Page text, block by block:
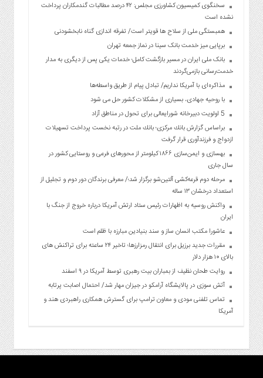
سخنگوی کمیسیون کشاورزی مجلس: ۴۲ درصد مطالبات گندمکاران پرداخت
نشده است
همبستگی ملی از سلاح ها قویتر است/ تفرقه اندازی گناه نابخشودنی
برپایی میز خدمت بانک سینا در نماز جمعه تهران
بانک ملی ایران در مسیر بازگشت کامل؛ خدمات یکی پس از دیگری به مدار
خدمت‌رسانی بازمی‌گردند
مذاکره‌ای با آمریکا نداریم/ تبادل پیام از طریق واسطه‌ها
با روحیه جهادی، بسیاری از مشکلات کشور حل می شود
5 اولویت دبیرخانه شورایعالی برای تحول در مناطق آزاد
براساس گزارش بانك مركزی؛ بانك ملت در رتبه نخست پرداخت تسهیلات
ازدواج و فرزندآوری قرار گرفت
بهسازی و ایمن‌سازی ۱۸۶۶ کیلومتر از محورهای فرعی و روستایی کشور در
سال جاری
مرحله دوم قرعه‌کشی آلتین‌شو برگزار شد؛/ معرفی برندگان دور دوم و تجلیل از
استعداد درخشان ۱۳ ساله
واکنش روسیه به اظهارات رئیس ستاد ارتش آمریکا درباره خروج از جنگ با
ایران
عاشورا مکتب انسان ساز و سند بنیادین مبارزه با ظلم است
مقررات جدید برزیل برای انتقال رمزارزها؛ تاخیر ۲۴ ساعته برای تراکنش های
بالای ۱۰ هزار دلار
روایت طحان نظیف از بمباران بیت رهبری توسط آمریکا در ۹ اسفند
آتش سوزی در پالایشگاه آرامکو در جیزان مهار شد/ احتمال اصابت پرتابه
تماس تلفنی مودی و معاون ترامپ برای گسترش همکاری راهبردی هند و
آمریکا